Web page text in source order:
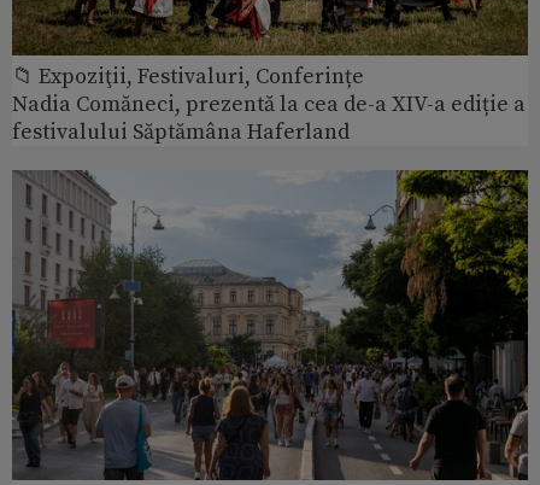
📁 Expoziţii, Festivaluri, Conferințe
Nadia Comăneci, prezentă la cea de-a XIV-a ediție a
festivalului Săptămâna Haferland